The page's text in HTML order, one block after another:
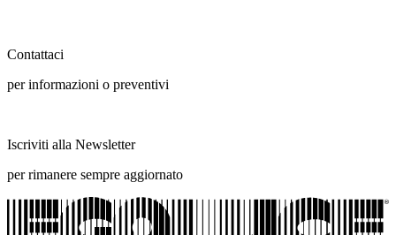
Contattaci
per informazioni o preventivi
Iscriviti alla Newsletter
per rimanere sempre aggiornato